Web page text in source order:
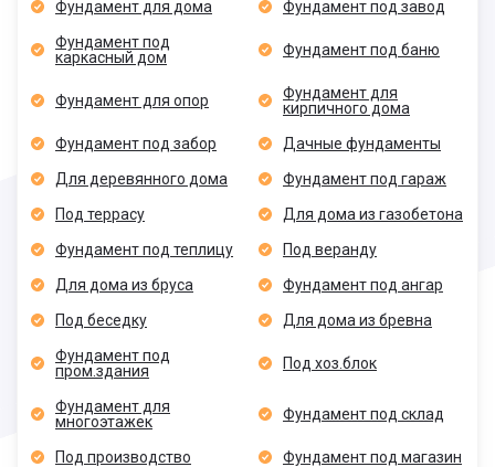
Фундамент для дома
Фундамент под завод
Фундамент под
каркасный дом
Фундамент под баню
Фундамент для опор
Фундамент для
кирпичного дома
Фундамент под забор
Дачные фундаменты
Для деревянного дома
Фундамент под гараж
Под террасу
Для дома из газобетона
Фундамент под теплицу
Под веранду
Для дома из бруса
Фундамент под ангар
Под беседку
Для дома из бревна
Фундамент под
пром.здания
Под хоз.блок
Фундамент для
многоэтажек
Фундамент под склад
Под производство Фундамент под магазин